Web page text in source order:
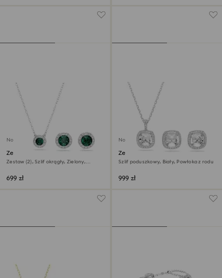
Nowość
Zestaw Una Angelic
Zestaw (2), Szlif okrągły, Zielony,
699 zł
Nowość
Zestaw Una Angelic
Szlif poduszkowy, Biały, Powłoka z rodu
999 zł